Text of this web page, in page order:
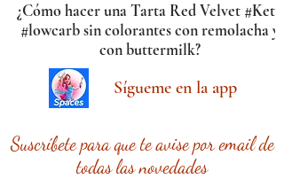
¿Cómo hacer una Tarta Red Velvet #Keto
#lowcarb sin colorantes con remolacha y
con buttermilk?
Sígueme en la app
Suscríbete para que te avise por email de
todas las novedades